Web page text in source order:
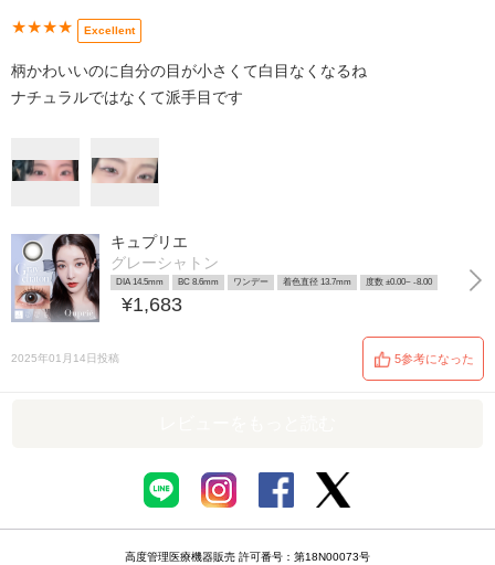
★★★★ Excellent
柄かわいいのに自分の目が小さくて白目なくなるね
ナチュラルではなくて派手目です
キュプリエ
グレーシャトン
DIA 14.5mm BC 8.6mm ワンデー 着色直径 13.7mm 度数 ±0.00~ -8.00
¥1,683
2025年01月14日投稿 5参考になった
高度管理医療機器販売 許可番号：第18N00073号